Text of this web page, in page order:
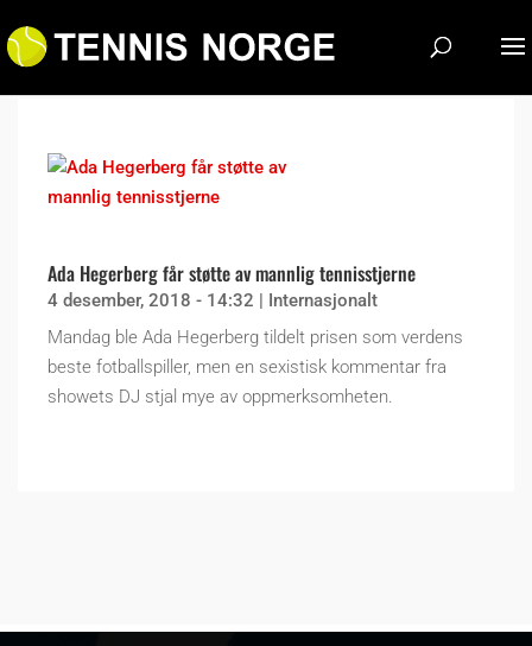
Ada Hegerberg får støtte av mannlig tennisstjerne
4 desember, 2018 - 14:32 | Internasjonalt
Mandag ble Ada Hegerberg tildelt prisen som verdens
beste fotballspiller, men en sexistisk kommentar fra
showets DJ stjal mye av oppmerksomheten.